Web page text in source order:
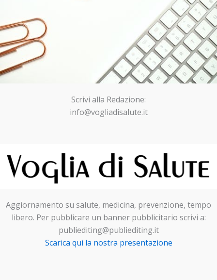
Scrivi alla Redazione:
info@vogliadisalute.it
Aggiornamento su salute, medicina, prevenzione, tempo
libero. Per pubblicare un banner pubblicitario scrivi a:
publiediting@publiediting.it
Scarica qui la nostra presentazione